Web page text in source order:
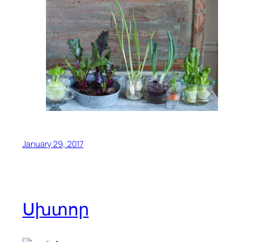
January 29, 2017
Սխտոր